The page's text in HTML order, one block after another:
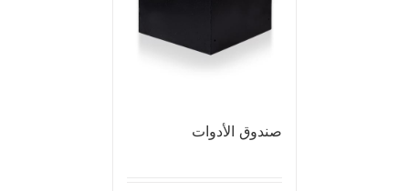
صندوق الأدوات